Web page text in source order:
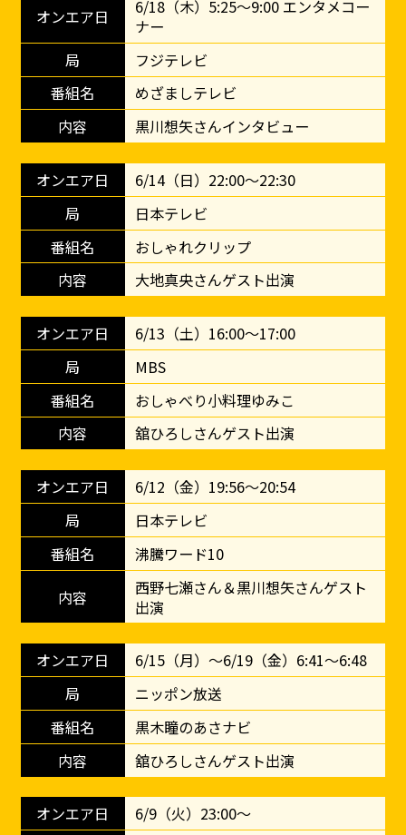
6/18（木）5:25～9:00 エンタメコー
ナー
フジテレビ
めざましテレビ
黒川想矢さんインタビュー
6/14（日）22:00～22:30
日本テレビ
おしゃれクリップ
大地真央さんゲスト出演
6/13（土）16:00～17:00
MBS
おしゃべり小料理ゆみこ
舘ひろしさんゲスト出演
6/12（金）19:56～20:54
日本テレビ
沸騰ワード10
西野七瀬さん＆黒川想矢さんゲスト
出演
6/15（月）～6/19（金）6:41～6:48
ニッポン放送
黒木瞳のあさナビ
舘ひろしさんゲスト出演
6/9（火）23:00～